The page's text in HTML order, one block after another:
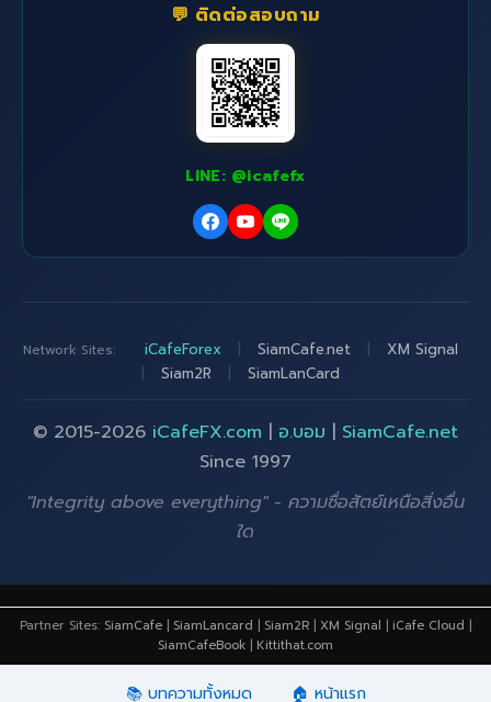
💬 ติดต่อสอบถาม
LINE: @icafefx
Network Sites: iCafeForex SiamCafe.net
XM Signal
Siam2R SiamLanCard
© 2015-2026 iCafeFX.com | อ.บอม | SiamCafe.net
Since 1997
"Integrity above everything" - ความซื่อสัตย์เหนือสิ่งอื่น
ใด
Partner Sites: SiamCafe | SiamLancard | Siam2R | XM Signal | iCafe Cloud |
SiamCafeBook | Kittithat.com
📚 บทความทั้งหมด 🏠 หน้าแรก